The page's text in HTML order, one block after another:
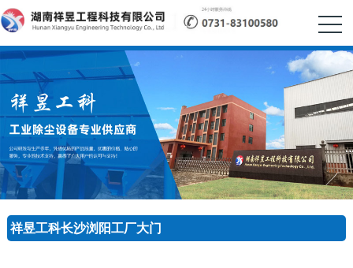
祥昱工科长沙浏阳工厂大门